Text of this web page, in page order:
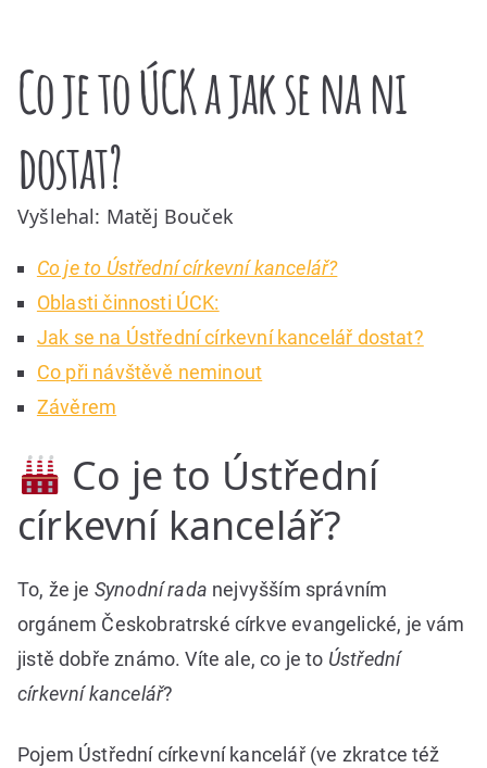
Co je to ÚCK a jak se na ni
dostat?
Vyšlehal: Matěj Bouček
Co je to Ústřední církevní kancelář?
Oblasti činnosti ÚCK:
Jak se na Ústřední církevní kancelář dostat?
Co při návštěvě neminout
Závěrem
Co je to Ústřední
církevní kancelář?
To, že je Synodní rada nejvyšším správním
orgánem Českobratrské církve evangelické, je vám
jistě dobře známo. Víte ale, co je to Ústřední
církevní kancelář?
Pojem Ústřední církevní kancelář (ve zkratce též